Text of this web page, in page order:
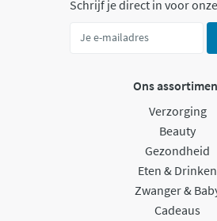
Schrijf je direct in voor
Ons
Verzorging
Beauty
Gezondheid
Eten & Drinken
Zwanger &
Cadeaus